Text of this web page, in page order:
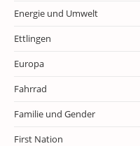
Energie und Umwelt
Ettlingen
Europa
Fahrrad
Familie und Gender
First Nation